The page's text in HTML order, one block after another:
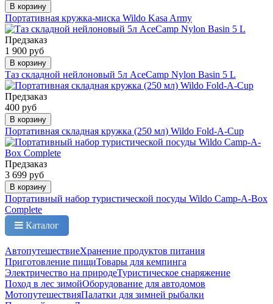
В корзину
Портативная кружка-миска Wildo Kasa Army
Предзаказ
1 900 руб
В корзину
Таз складной нейлоновый 5л AceCamp Nylon Basin 5 L
Предзаказ
400 руб
В корзину
Портативная складная кружка (250 мл) Wildo Fold-A-Cup
Предзаказ
3 699 руб
В корзину
Портативный набор туристической посуды Wildo Camp-A-Box
Complete
Каталог
АвтопутешествиеХранение продуктов питания
Приготовление пищиТовары для кемпинга
Электричество на природеТуристическое снаряжение
Поход в лес зимойОборудование для автодомов
МотопутешествияПалатки для зимней рыбалки